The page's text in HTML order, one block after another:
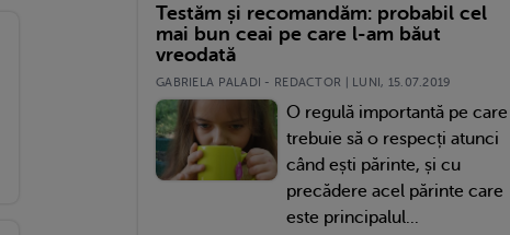
Testăm și recomandăm: probabil cel
mai bun ceai pe care l-am băut
vreodată
GABRIELA PALADI - REDACTOR | LUNI, 15.07.2019
O regulă importantă pe care
trebuie să o respecți atunci
când ești părinte, și cu
precădere acel părinte care
este principalul...